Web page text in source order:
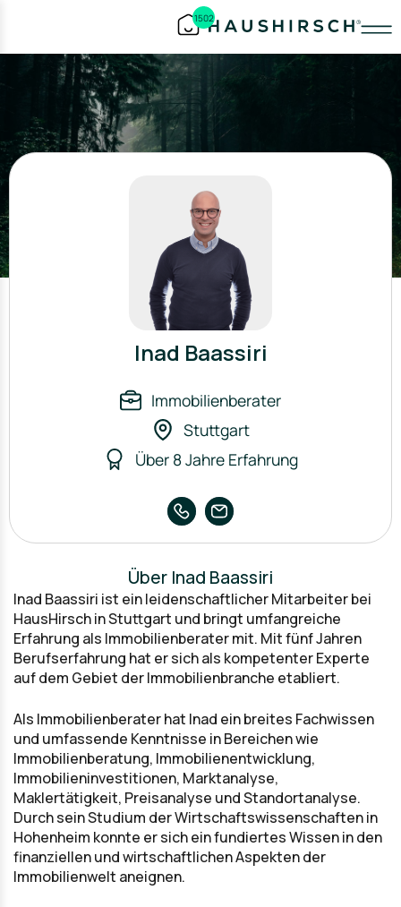
1502
Inad Baassiri
Immobilienberater
Stuttgart
Über 8 Jahre Erfahrung
Über Inad Baassiri
Inad Baassiri ist ein leidenschaftlicher Mitarbeiter bei
HausHirsch in Stuttgart und bringt umfangreiche
Erfahrung als Immobilienberater mit. Mit fünf Jahren
Berufserfahrung hat er sich als kompetenter Experte
auf dem Gebiet der Immobilienbranche etabliert.
Als Immobilienberater hat Inad ein breites Fachwissen
und umfassende Kenntnisse in Bereichen wie
Immobilienberatung, Immobilienentwicklung,
Immobilieninvestitionen, Marktanalyse,
Maklertätigkeit, Preisanalyse und Standortanalyse.
Durch sein Studium der Wirtschaftswissenschaften in
Hohenheim konnte er sich ein fundiertes Wissen in den
finanziellen und wirtschaftlichen Aspekten der
Immobilienwelt aneignen.